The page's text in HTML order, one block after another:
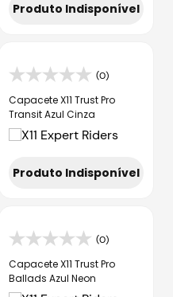
Produto Indisponível
(0)
Capacete X11 Trust Pro
Transit Azul Cinza
Produto Indisponível
(0)
Capacete X11 Trust Pro
Ballads Azul Neon